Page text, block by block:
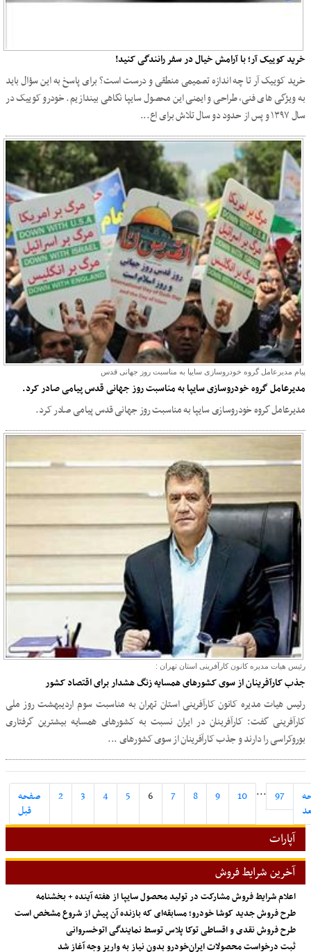
خرید کوییک آر؛ با آرامش خیال در سفر رانندگی کنید!
خرید کوییک آر تا چه اندازه تصمیمی منطقی و درست است؟ برای پاسخ به این سؤال باید
به ویژگی ‌های فنی، طراحی و ایمنی این محصول سایپا نگاهی بیندازیم. خودرو کوییک در
سال ۱۳۹۷ و پس از حدود دو سال تلاش برای اع...
پیام مدیرعامل گروه خودروسازی سایپا به مناسبت روز جهانی قدس
مدیرعامل گروه خودروسازی سایپا به مناسبت روز جهانی قدس پیامی صادر کرد.
مدیرعامل گروه خودروسازی سایپا به مناسبت روز جهانی قدس پیامی صادر کرد.
رئیس هیات مدیره کانون کارآفرینی استان تهران :
جذب کارآفرینان از سوی کشورهای همسایه زنگ هشدار برای اقتصاد کشور
رئیس هیات مدیره کانون کارآفرینی استان تهران به مناسبت سوم اردیبهشت روز ملی
کارآفرینی گفت: کارآفرینان در ایران نسبت به کشورهای همسایه بیشترین گرفتاری
بوروکراسی را دارند و جذب کارآفرینان از سوی کشورهای ...
صفحه
قبل
2 3 4 5 6 7 8 9 10 ... 97
آپارات
آخرین شرایط فروش
اعلام شرایط فروش مشارکت در تولید محصول سایپا از هفته آینده + بخشنامه
طرح فروش جدید کوشا خودرو؛ مسابقه‌ای که بازنده آن پیش از شروع مشخص است
طرح فروش نقدی و اقساطی توکا پلاس توسط نمایندگی اتوخسروانی
ثبت درخواست محصولات ایران‌خودرو بدون نیاز به واریز وجه آغاز شد